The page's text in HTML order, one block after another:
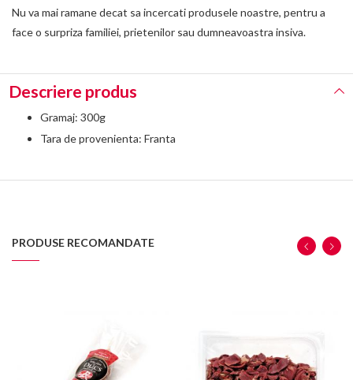
Nu va mai ramane decat sa incercati produsele noastre, pentru a
face o surpriza familiei, prietenilor sau dumneavoastra insiva.
Descriere produs
Gramaj: 300g
Tara de provenienta: Franta
PRODUSE RECOMANDATE